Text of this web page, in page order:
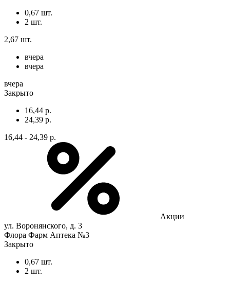
0,67 шт.
2 шт.
2,67 шт.
вчера
вчера
вчера
Закрыто
16,44 р.
24,39 р.
16,44 - 24,39 р.
Акции
ул. Воронянского, д. 3
Флора Фарм Аптека №3
Закрыто
0,67 шт.
2 шт.